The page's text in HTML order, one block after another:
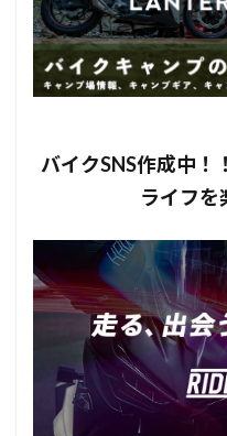
バイクSNS作成中！
ライフを